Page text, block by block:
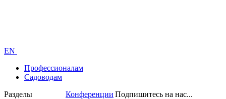
EN
Профессионалам
Садоводам
Разделы
Конференции Подпишитесь на нас...